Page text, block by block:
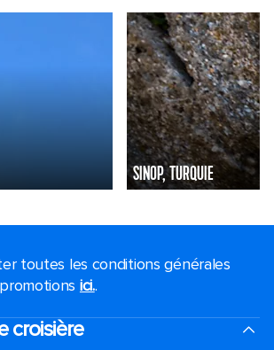
SINOP, TURQUIE
toutes les conditions générales
ici..
croisière